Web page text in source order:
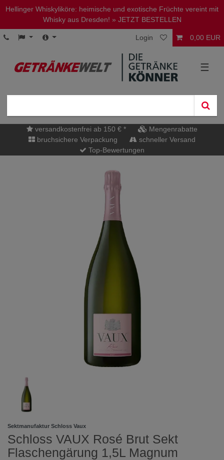
Hellinger Whiskyliköre: heimische und exotische Früchte vereint mit
Whisky aus Dresden! » JETZT BESTELLEN
Login 0,00 EUR
☰
versandkostenfrei ab 150 € *
Mengenrabatte
bruchsichere Verpackung
schneller Versand
Top-Bewertungen
Sektmanufaktur Schloss Vaux
Schloss VAUX Rosé Brut Sekt
Flaschengärung 1,5L Magnum